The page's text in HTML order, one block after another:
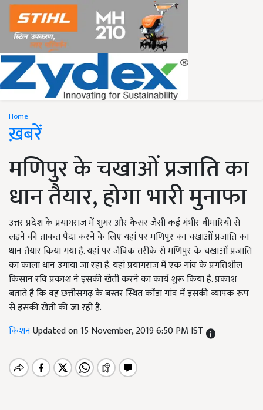
Home
ख़बरें
मणिपुर के चखाओं प्रजाति का
धान तैयार, होगा भारी मुनाफा
उत्तर प्रदेश के प्रयागराज में शुगर और कैंसर जैसी कई गंभीर बीमारियों से
लड़ने की ताकत पैदा करने के लिए यहां पर मणिपुर का चखाओं प्रजाति का
धान तैयार किया गया है. यहां पर जैविक तरीके से मणिपुर के चखाओं प्रजाति
का काला धान उगाया जा रहा है. यहां प्रयागराज में एक गांव के प्रगतिशील
किसान रवि प्रकाश ने इसकी खेती करने का कार्य शुरू किया है. प्रकाश
बताते है कि वह छत्तीसगढ़ के बस्तर स्थित कोंडा गांव में इसकी व्यापक रूप
से इसकी खेती की जा रही है.
किशनUpdated on 15 November, 2019 6:50 PM IST